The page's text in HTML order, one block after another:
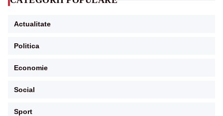
Actualitate
Politica
Economie
Social
Sport